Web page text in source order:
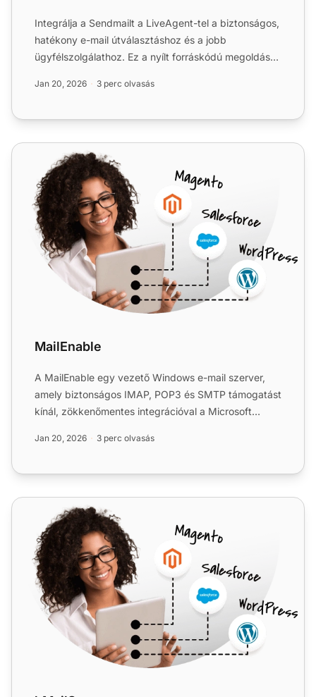
Integrálja a Sendmailt a LiveAgent-tel a biztonságos,
hatékony e-mail útválasztáshoz és a jobb
ügyfélszolgálathoz. Ez a nyílt forráskódú megoldás
Jan 20, 2026 3 perc olvasás
MailEnable
MailEnable
A MailEnable egy vezető Windows e-mail szerver,
amely biztonságos IMAP, POP3 és SMTP támogatást
kínál, zökkenőmentes integrációval a Microsoft
Jan 20, 2026 3 perc olvasás
hMailServer